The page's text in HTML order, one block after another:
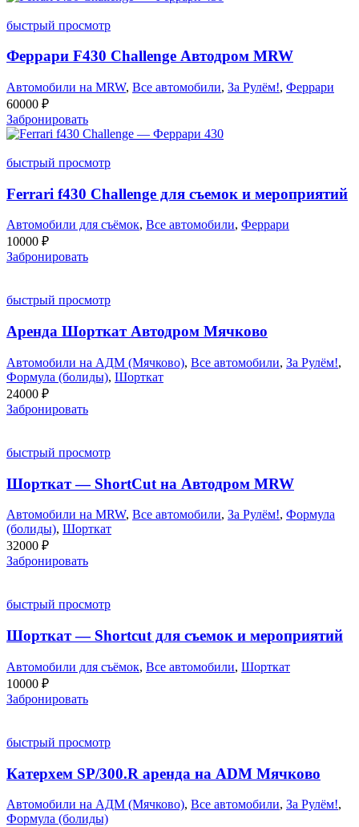
быстрый просмотр
Феррари F430 Challenge Автодром MRW
Автомобили на MRW, Все автомобили, За Рулём!, Феррари
60000 ₽
Забронировать
быстрый просмотр
Ferrari f430 Challenge для съемок и мероприятий
Автомобили для съёмок, Все автомобили, Феррари
10000 ₽
Забронировать
быстрый просмотр
Аренда Шорткат Автодром Мячково
Автомобили на АДМ (Мячково), Все автомобили, За Рулём!,
Формула (болиды), Шорткат
24000 ₽
Забронировать
быстрый просмотр
Шорткат — ShortCut на Автодром MRW
Автомобили на MRW, Все автомобили, За Рулём!, Формула
(болиды), Шорткат
32000 ₽
Забронировать
быстрый просмотр
Шорткат — Shortcut для съемок и мероприятий
Автомобили для съёмок, Все автомобили, Шорткат
10000 ₽
Забронировать
быстрый просмотр
Катерхем SP/300.R аренда на ADM Мячково
Автомобили на АДМ (Мячково), Все автомобили, За Рулём!,
Формула (болиды)